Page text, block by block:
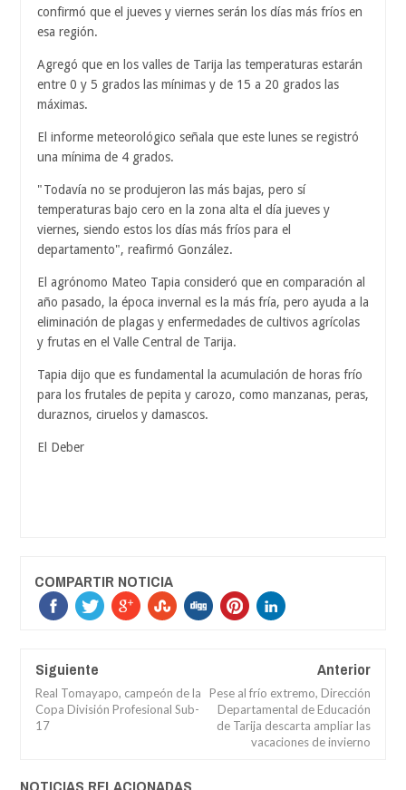
confirmó que el jueves y viernes serán los días más fríos en
esa región.
Agregó que en los valles de Tarija las temperaturas estarán
entre 0 y 5 grados las mínimas y de 15 a 20 grados las
máximas.
El informe meteorológico señala que este lunes se registró
una mínima de 4 grados.
"Todavía no se produjeron las más bajas, pero sí
temperaturas bajo cero en la zona alta el día jueves y
viernes, siendo estos los días más fríos para el
departamento", reafirmó González.
El agrónomo Mateo Tapia consideró que en comparación al
año pasado, la época invernal es la más fría, pero ayuda a la
eliminación de plagas y enfermedades de cultivos agrícolas
y frutas en el Valle Central de Tarija.
Tapia dijo que es fundamental la acumulación de horas frío
para los frutales de pepita y carozo, como manzanas, peras,
duraznos, ciruelos y damascos.
El Deber
COMPARTIR NOTICIA
Siguiente
Real Tomayapo, campeón de la
Copa División Profesional Sub-
17
Anterior
Pese al frío extremo, Dirección
Departamental de Educación
de Tarija descarta ampliar las
vacaciones de invierno
NOTICIAS RELACIONADAS